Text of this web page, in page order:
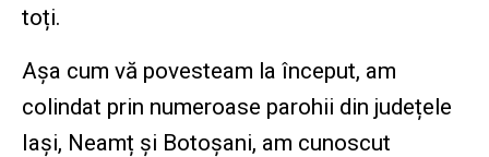
toți.
Așa cum vă povesteam la început, am
colindat prin numeroase parohii din județele
Iași, Neamț și Botoșani, am cunoscut